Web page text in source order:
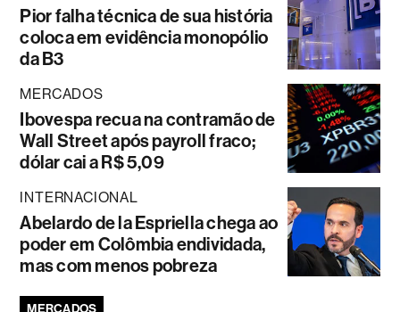
Pior falha técnica de sua história
coloca em evidência monopólio
da B3
MERCADOS
Ibovespa recua na contramão de
Wall Street após payroll fraco;
dólar cai a R$ 5,09
INTERNACIONAL
Abelardo de la Espriella chega ao
poder em Colômbia endividada,
mas com menos pobreza
MERCADOS